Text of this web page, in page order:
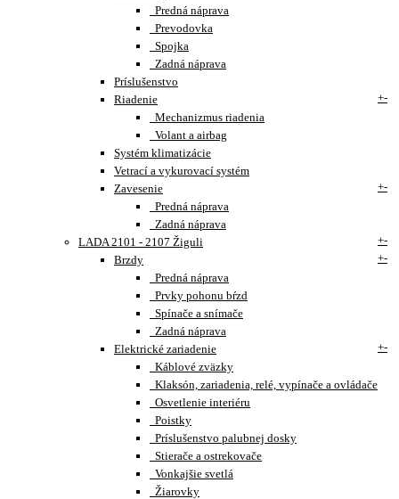
Predná náprava
Prevodovka
Spojka
Zadná náprava
Príslušenstvo
Riadenie
+-
Mechanizmus riadenia
Volant a airbag
Systém klimatizácie
Vetrací a vykurovací systém
Zavesenie
+-
Predná náprava
Zadná náprava
LADA 2101 - 2107 Žiguli
+-
Brzdy
+-
Predná náprava
Prvky pohonu bŕzd
Spínače a snímače
Zadná náprava
Elektrické zariadenie
+-
Káblové zväzky
Klaksón, zariadenia, relé, vypínače a ovládače
Osvetlenie interiéru
Poistky
Príslušenstvo palubnej dosky
Stierače a ostrekovače
Vonkajšie svetlá
Žiarovky